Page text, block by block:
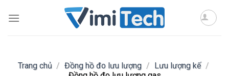
Trang chủ / Đồng hồ đo lưu lượng / Lưu lượng kế /